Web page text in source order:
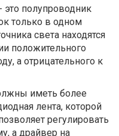
полупроводник
только в одном
света находятся
положительного
а отрицательного к
иметь более
лента, которой
регулировать
а драйвер на